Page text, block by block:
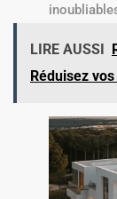
LIRE AUSSI
Réduisez